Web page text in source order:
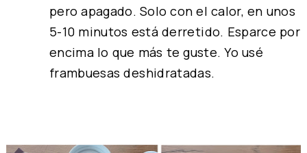
pero apagado. Solo con el calor, en unos
5-10 minutos está derretido. Esparce por
encima lo que más te guste. Yo usé
frambuesas deshidratadas.